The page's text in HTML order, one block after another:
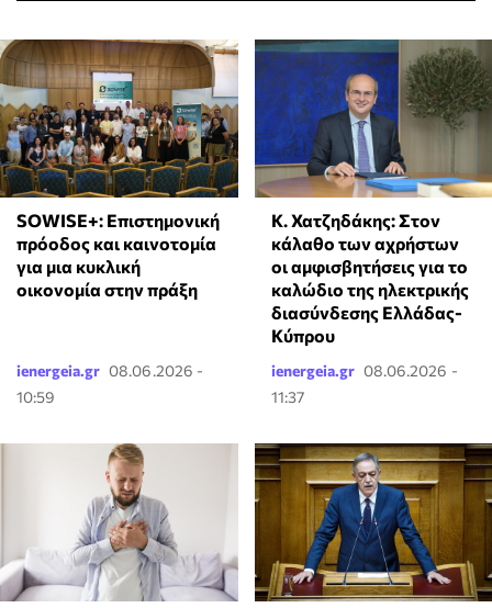
SOWISE+: Επιστημονική
πρόοδος και καινοτομία
για μια κυκλική
οικονομία στην πράξη
ienergeia.gr 08.06.2026 -
10:59
Κ. Χατζηδάκης: Στον
κάλαθο των αχρήστων
οι αμφισβητήσεις για το
καλώδιο της ηλεκτρικής
διασύνδεσης Ελλάδας-
Κύπρου
ienergeia.gr 08.06.2026 -
11:37